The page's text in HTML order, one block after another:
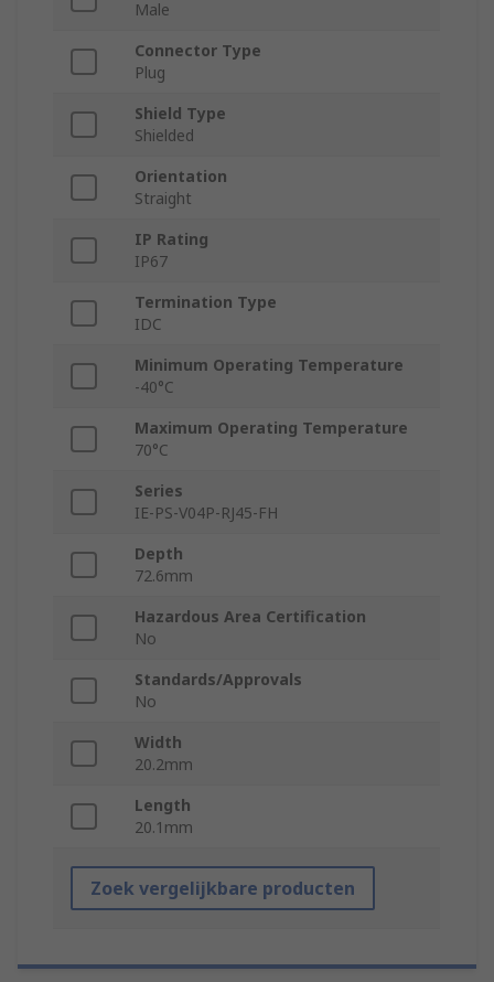
Male
Connector Type
Plug
Shield Type
Shielded
Orientation
Straight
IP Rating
IP67
Termination Type
IDC
Minimum Operating Temperature
-40°C
Maximum Operating Temperature
70°C
Series
IE-PS-V04P-RJ45-FH
Depth
72.6mm
Hazardous Area Certification
No
Standards/Approvals
No
Width
20.2mm
Length
20.1mm
Zoek vergelijkbare producten